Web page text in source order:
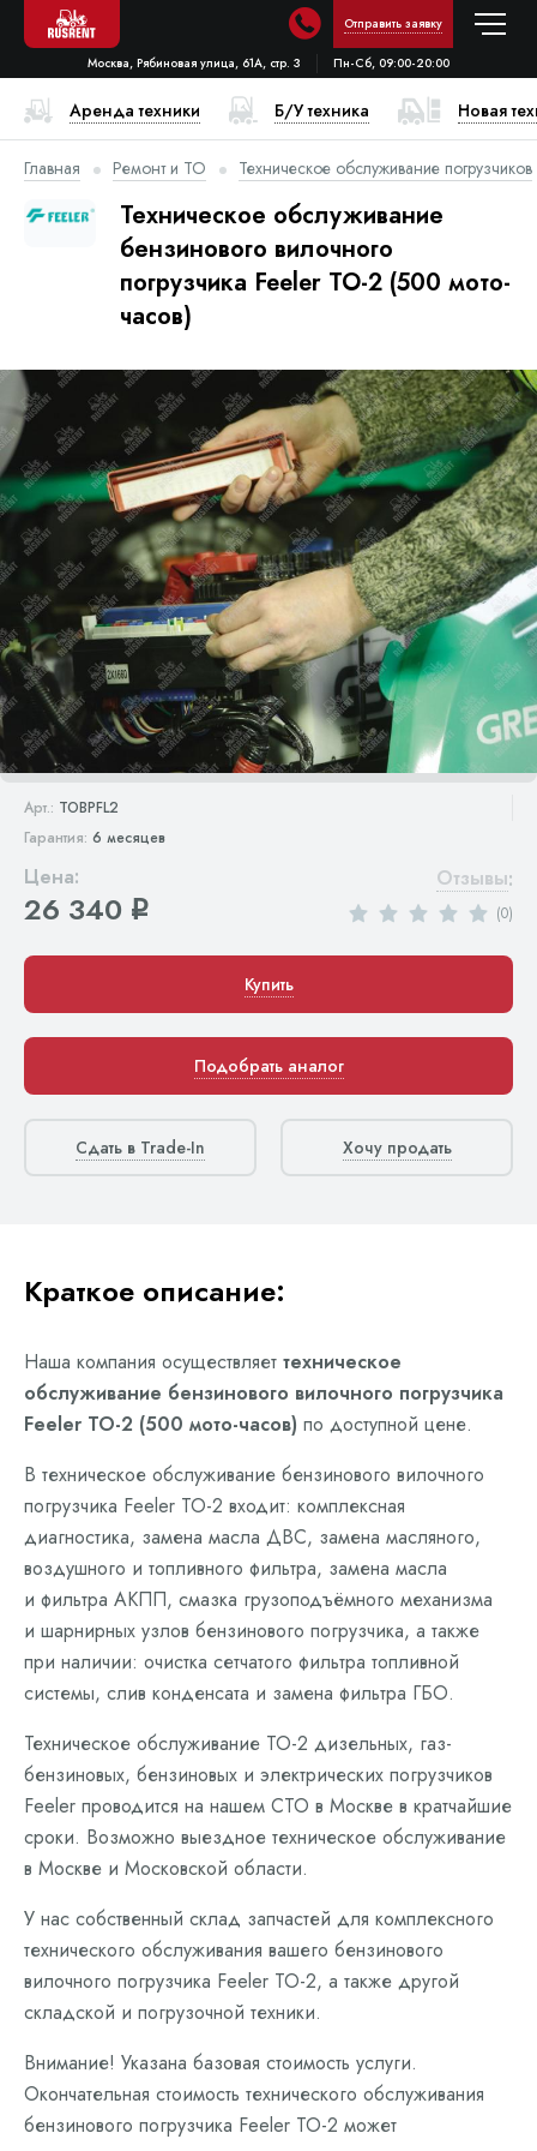
Отправить заявку
Москва, Рябиновая улица, 61А, стр. 3 Пн-Сб, 09:00-20:00
Аренда техники Б/У техника Новая
Главная Ремонт и ТО Техническое обслуживание погрузчиков
Техническое обслуживание
бензинового вилочного
погрузчика Feeler ТО-2 (500 мото-
часов)
Арт.: TOBPFL2
Гарантия: 6 месяцев
Цена:
26 340 q
Отзывы:
(0)
Купить
Подобрать аналог
Сдать в Trade-In Хочу продать
Краткое описание:
Наша компания осуществляет техническое
обслуживание бензинового вилочного погрузчика
Feeler ТО-2 (500 мото-часов) по доступной цене.
В техническое обслуживание бензинового вилочного
погрузчика Feeler ТО-2 входит: комплексная
диагностика, замена масла ДВС, замена масляного,
воздушного и топливного фильтра, замена масла
и фильтра АКПП, смазка грузоподъёмного механизма
и шарнирных узлов бензинового погрузчика, а также
при наличии: очистка сетчатого фильтра топливной
системы, слив конденсата и замена фильтра ГБО.
Техническое обслуживание ТО-2 дизельных, газ-
бензиновых, бензиновых и электрических погрузчиков
Feeler проводится на нашем СТО в Москве в кратчайшие
сроки. Возможно выездное техническое обслуживание
в Москве и Московской области.
У нас собственный склад запчастей для комплексного
технического обслуживания вашего бензинового
вилочного погрузчика Feeler ТО-2, а также другой
складской и погрузочной техники.
Внимание! Указана базовая стоимость услуги.
Окончательная стоимость технического обслуживания
бензинового погрузчика Feeler ТО-2 может